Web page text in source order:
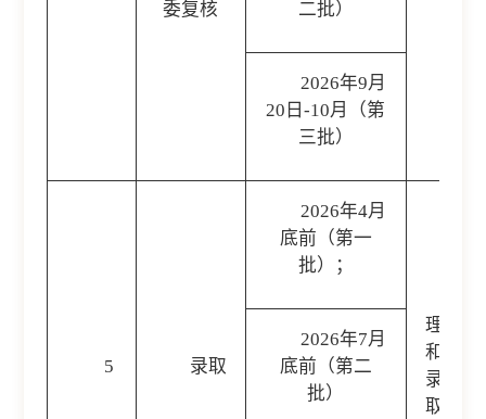
委复核 二批）
2026年9月
20日-10月（第
三批）
5 录取
2026年4月
底前（第一
批）；
理信息
和录取
录国家
取结果
2026年7月
底前（第二
批）